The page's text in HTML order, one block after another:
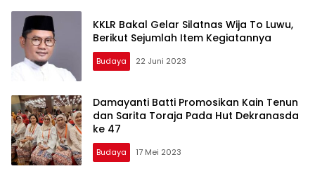
KKLR Bakal Gelar Silatnas Wija To Luwu,
Berikut Sejumlah Item Kegiatannya
Budaya 22 Juni 2023
Damayanti Batti Promosikan Kain Tenun
dan Sarita Toraja Pada Hut Dekranasda
ke 47
Budaya 17 Mei 2023